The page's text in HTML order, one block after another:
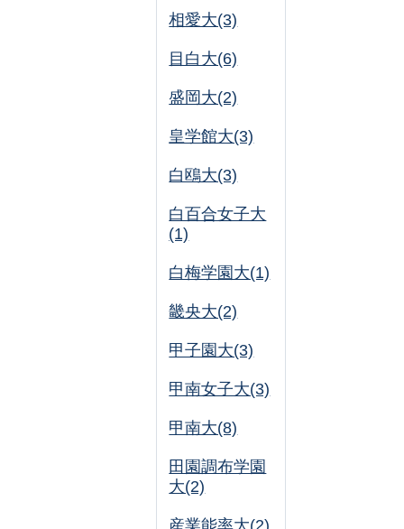
相愛大(3)
目白大(6)
盛岡大(2)
皇学館大(3)
白鴎大(3)
白百合女子大
(1)
白梅学園大(1)
畿央大(2)
甲子園大(3)
甲南女子大(3)
甲南大(8)
田園調布学園
大(2)
産業能率大(2)